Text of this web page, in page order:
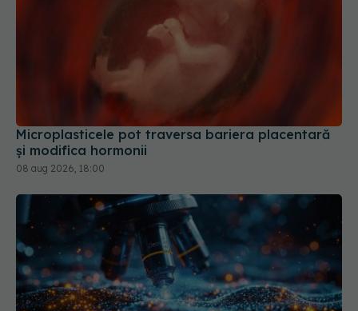
Microplasticele pot traversa bariera placentară
și modifica hormonii